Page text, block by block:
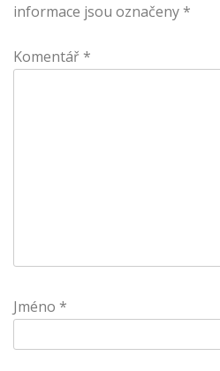
informace jsou označeny *
Komentář *
Jméno *